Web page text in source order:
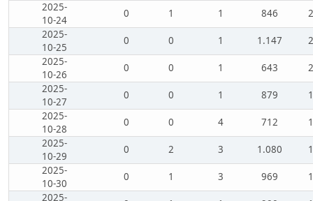
2025-
10-24
0 1 1 846
2025-
10-25
0 0 1 1.147
2025-
10-26
0 0 1 643
2025-
10-27
0 0 1 879
2025-
10-28
0 0 4 712
2025-
10-29
0 2 3 1.080
2025-
10-30
0 1 3 969
2025-